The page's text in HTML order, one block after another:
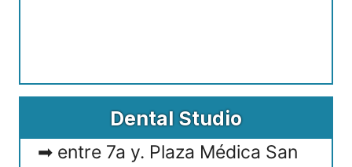
Dental Studio
entre 7a y. Plaza Médica San